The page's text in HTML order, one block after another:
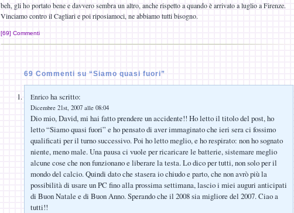
beh, gli ho portato bene e davvero sembra un altro, anche rispetto a quando è arrivato a luglio a Firenze.
Vinciamo contro il Cagliari e poi riposiamoci, ne abbiamo tutti bisogno.
[69] Commenti
69 Commenti su “Siamo quasi fuori”
Enrico ha scritto:
Dicembre 21st, 2007 alle 08:04
Dio mio, David, mi hai fatto prendere un accidente!! Ho letto il titolo del post, ho
letto “Siamo quasi fuori” e ho pensato di aver immaginato che ieri sera ci fossimo
qualificati per il turno successivo. Poi ho letto meglio, e ho respirato: non ho sognato
niente, meno male. Una pausa ci vuole per ricaricare le batterie, sistemare meglio
alcune cose che non funzionano e liberare la testa. Lo dico per tutti, non solo per il
mondo del calcio. Quindi dato che stasera io chiudo e parto, che non avrò più la
possibilità di usare un PC fino alla prossima settimana, lascio i miei auguri anticipati
di Buon Natale e di Buon Anno. Sperando che il 2008 sia migliore del 2007. Ciao a
tutti!!